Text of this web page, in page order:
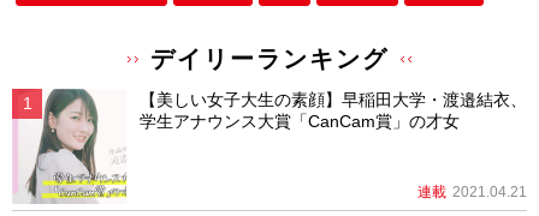
デイリーランキング
【美しい女子大生の素顔】早稲田大学・渡邉結衣、
学生アナウンス大賞「CanCam賞」の才女
連載 2021.04.21